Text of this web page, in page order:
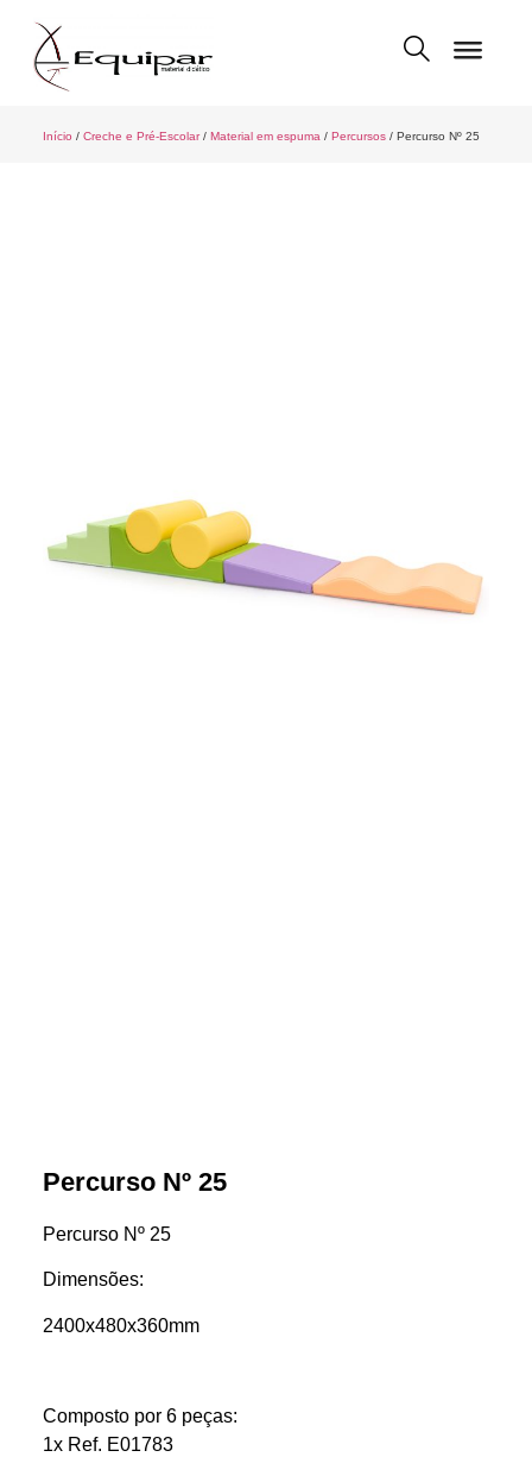
Início / Creche e Pré-Escolar/ Material em espuma / Percursos/ Percurso Nº 25
Percurso Nº 25
Percurso Nº 25
Dimensões:
2400x480x360mm
Composto por 6 peças:
1x Ref. E01783